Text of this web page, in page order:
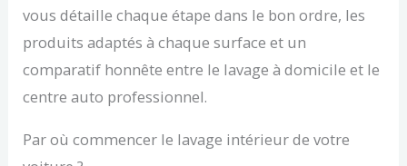
vous détaille chaque étape dans le bon ordre, les
produits adaptés à chaque surface et un
comparatif honnête entre le lavage à domicile et le
centre auto professionnel.
Par où commencer le lavage intérieur de votre